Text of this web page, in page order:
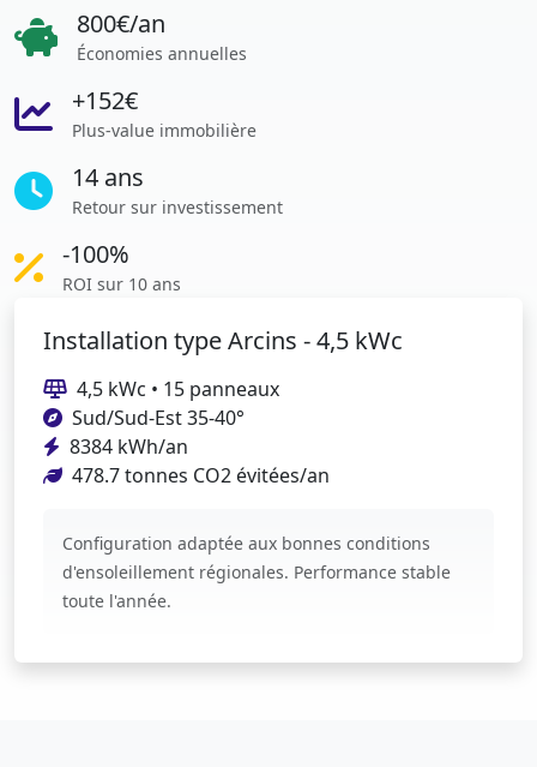
800€/an
Économies annuelles
+152€
Plus-value immobilière
14 ans
Retour sur investissement
-100%
ROI sur 10 ans
Installation type Arcins - 4,5 kWc
4,5 kWc • 15 panneaux
Sud/Sud-Est 35-40°
8384 kWh/an
478.7 tonnes CO2 évitées/an
Configuration adaptée aux bonnes conditions
d'ensoleillement régionales. Performance stable
toute l'année.